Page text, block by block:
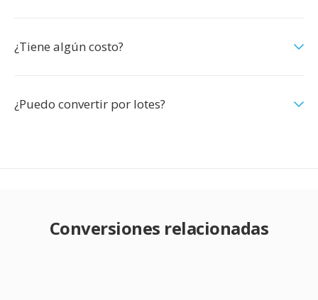
¿Tiene algún costo?
¿Puedo convertir por lotes?
Conversiones relacionadas